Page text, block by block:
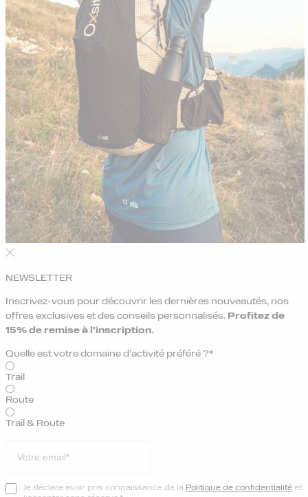
NEWSLETTER
Inscrivez-vous pour découvrir les dernières nouveautés, nos
offres exclusives et des conseils personnalisés. Profitez de
15% de remise à l’inscription.
Quelle est votre domaine d’activité préféré ?*
Trail
Route
Trail & Route
Je déclare avoir pris connaissance de la Politique de confidentialité et